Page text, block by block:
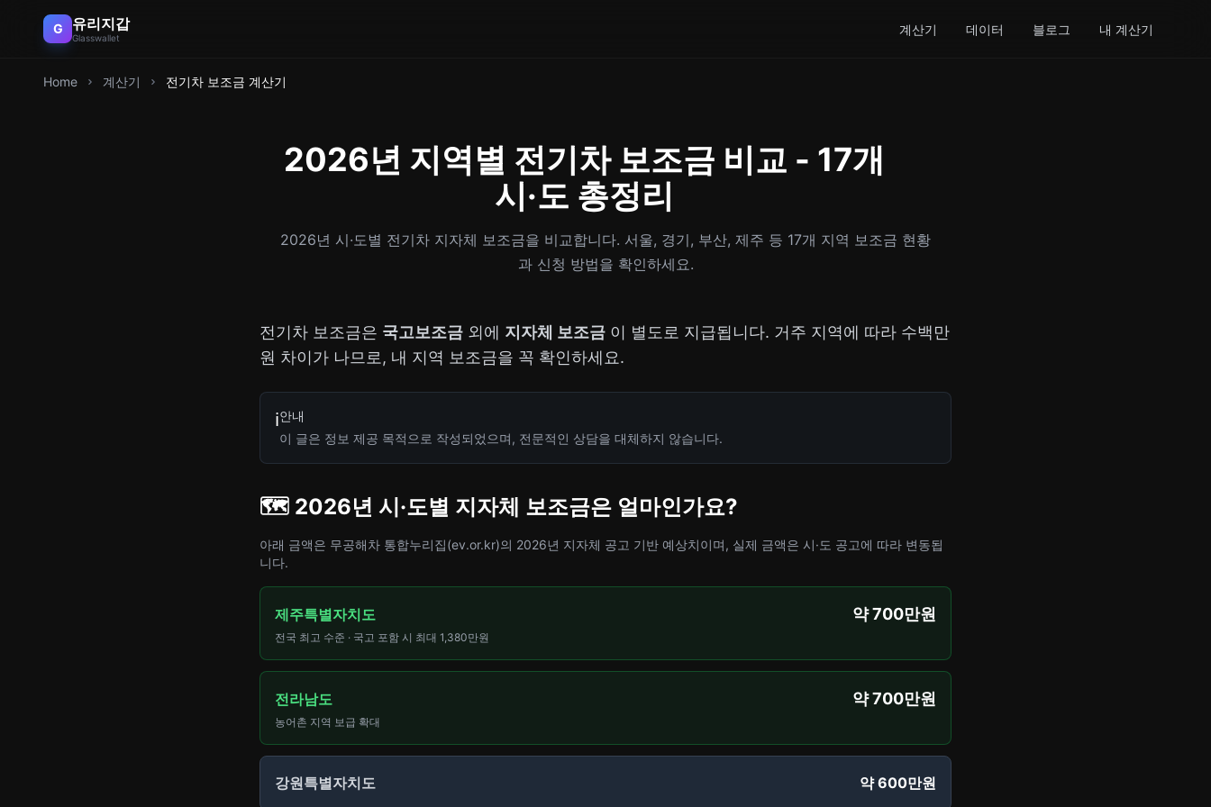
G 유리지갑
Glasswallet
계산기 데이터 블로그 내 계산기
Home 계산기 전기차 보조금 계산기
2026년 지역별 전기차 보조금 비교 - 17개
시·도 총정리
2026년 시·도별 전기차 지자체 보조금을 비교합니다. 서울, 경기, 부산, 제주 등 17개 지역 보조금 현황
과 신청 방법을 확인하세요.
전기차 보조금은 국고보조금 외에 지자체 보조금 이 별도로 지급됩니다. 거주 지역에 따라 수백만
원 차이가 나므로, 내 지역 보조금을 꼭 확인하세요.
ℹ️안내
이 글은 정보 제공 목적으로 작성되었으며, 전문적인 상담을 대체하지 않습니다.
🗺️ 2026년 시·도별 지자체 보조금은 얼마인가요?
아래 금액은 무공해차 통합누리집(ev.or.kr)의 2026년 지자체 공고 기반 예상치이며, 실제 금액은 시·도 공고에 따라 변동됩
니다.
제주특별자치도 약 700만원
전국 최고 수준 · 국고 포함 시 최대 1,380만원
전라남도 약 700만원
농어촌 지역 보급 확대
강원특별자치도 약 600만원